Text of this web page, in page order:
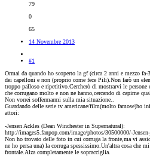
79
0
65
14 Novembre 2013
#1
Ormai da quando ho scoperto la gf (circa 2 anni e mezzo
dei capelloni e non (proprio come fece Pili).Non farò un
troppo palloso e ripetitivo.Cercherò di mostrarvi le
che corrugano molto e non ne hanno,cercando di capirne
Non vorrei soffermarmi sulla mia situazione..
Guardando delle serie tv americane/film(molto famose)ho
attori:
-Jensen Ackles (Dean Winchester in Supernatural):
http://images5.fanpop.com/image/photos/30500000/-
Non ho trovato delle foto in cui corruga la fronte,ma vi
ne ho persa una) la corruga spessissimo.Un'altra cosa che
frontale.Alza completamente le sopracciglia.